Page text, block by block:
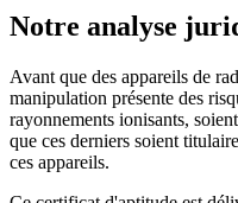
Notre analyse
Avant que des appareils de
manipulation présente des
rayonnements ionisants,
que ces derniers soient
ces appareils.